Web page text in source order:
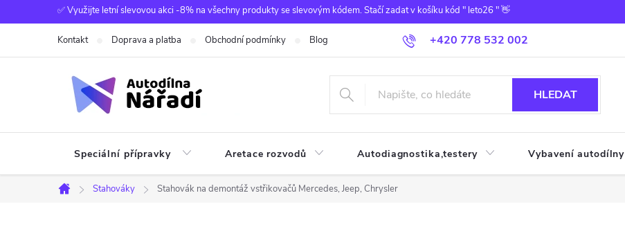
na
✅ Využijte letní slevovou akci -8% na všechny produkty se slevovým kódem. Stačí zadat v košíku kód " leto26 " 👋
+420 778 532 002
Kontakt Doprava a platba Obchodní podmínky Blog
HLEDAT
Speciální přípravky Aretace rozvodů Autodiagnostika,testery Vybavení autodílny
Domů
Stahováky Stahovák na demontáž vstřikovačů Mercedes, Jeep, Chrysler